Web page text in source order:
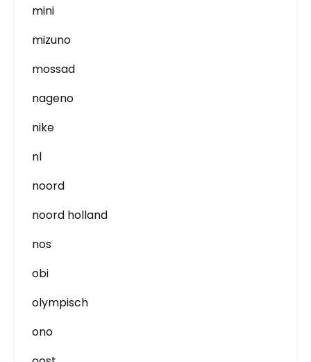
mini
mizuno
mossad
nageno
nike
nl
noord
noord holland
nos
obi
olympisch
ono